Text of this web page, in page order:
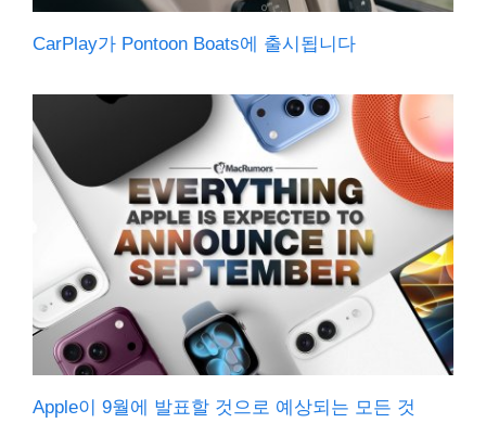
CarPlay가 Pontoon Boats에 출시됩니다
Apple이 9월에 발표할 것으로 예상되는 모든 것